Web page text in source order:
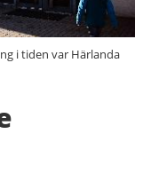
i tiden var Härlanda